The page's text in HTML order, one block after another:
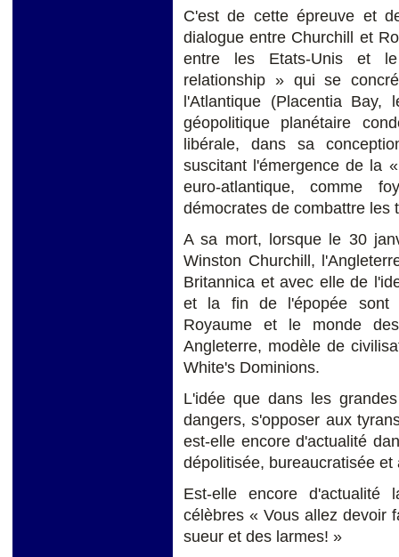
C'est de cette épreuve et
dialogue entre Churchill et
entre les Etats-Unis et
relationship » qui se
l'Atlantique (Placentia
géopolitique planétaire
libérale, dans sa
suscitant l'émergence de la
euro-atlantique, comme
démocrates de combattre les
A sa mort, lorsque le 30
Winston Churchill,
Britannica et avec elle de
et la fin de l'épopée sont
Royaume et le monde
Angleterre, modèle de
White's Dominions.
L'idée que dans les
dangers, s'opposer aux
est-elle encore d'actualité
dépolitisée, bureaucratisée et
Est-elle encore d'actualité
célèbres « Vous allez devoir
sueur et des larmes! »